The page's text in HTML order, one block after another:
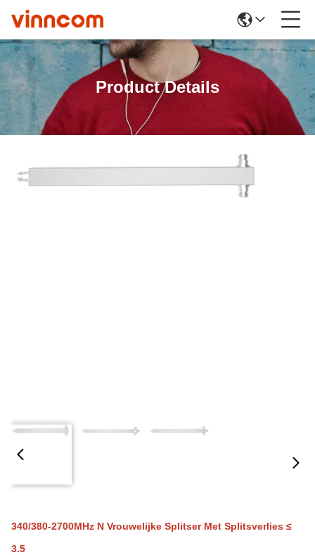
Product Details
340/380-2700MHz N Vrouwelijke Splitser Met Splitsverlies ≤
3.5